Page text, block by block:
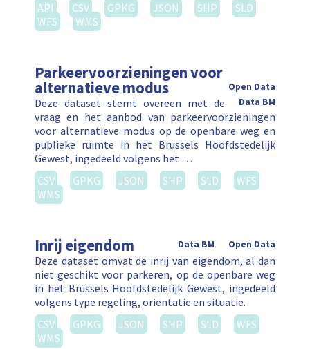
API
CSV GPKG JSON SHP
SLD
WFS
WMS
Parkeervoorzieningen voor
alternatieve modus
Open Data
Data BM
Deze dataset stemt overeen met de
vraag en het aanbod van parkeervoorzieningen
voor alternatieve modus op de openbare weg en
publieke ruimte in het Brussels Hoofdstedelijk
Gewest, ingedeeld volgens het …
CSV
GPKG JSON SHP SLD
WFS
WMS
Inrij eigendom Open Data
Data BM
Deze dataset omvat de inrij van eigendom, al dan
niet geschikt voor parkeren, op de openbare weg
in het Brussels Hoofdstedelijk Gewest, ingedeeld
volgens type regeling, oriëntatie en situatie.
CSV
GPKG JSON SHP SLD
WFS
WMS